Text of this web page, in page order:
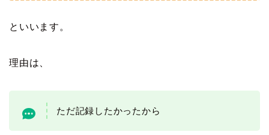
といいます。
理由は、
ただ記録したかったから